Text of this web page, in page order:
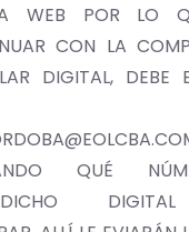
WEB POR LO
CON LA
DIGITAL, DEBE
QUÉ